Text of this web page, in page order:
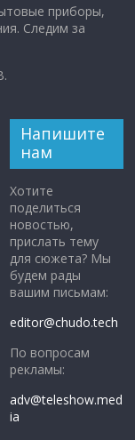
приборы,
Следим за
Напишите
нам
Хотите
поделиться
новостью,
прислать тему
для сюжета? Мы
будем рады
вашим письмам:
editor@chudo.tech
По вопросам
рекламы:
adv@teleshow.med
ia